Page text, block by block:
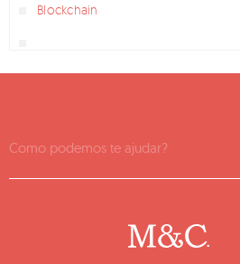
Blockchain
Como podemos te ajudar?